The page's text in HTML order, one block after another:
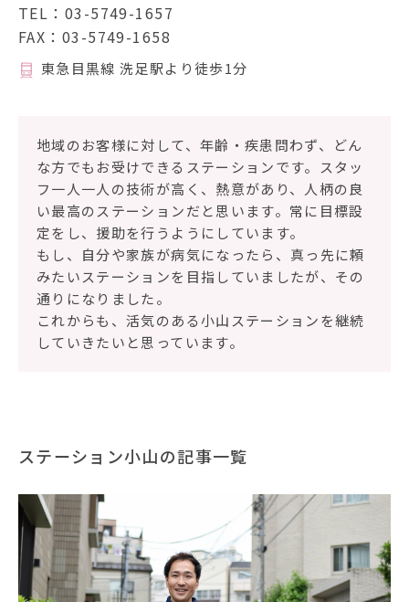
訪問看護ステーション一覧
TEL： 03-5749-1657
FAX：03-5749-1658
東急目黒線 洗足駅より徒歩1分
地域のお客様に対して、年齢・疾患問わず、どん
な方でもお受けできるステーションです。スタッ
フ一人一人の技術が高く、熱意があり、人柄の良
い最高のステーションだと思います。常に目標設
定をし、援助を行うようにしています。
もし、自分や家族が病気になったら、真っ先に頼
みたいステーションを目指していましたが、その
通りになりました。
これからも、活気のある小山ステーションを継続
していきたいと思っています。
ステーション小山の記事一覧